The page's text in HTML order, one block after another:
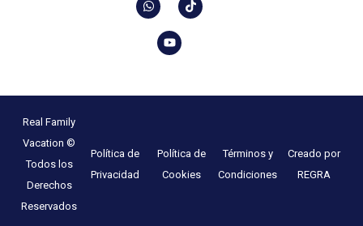
Real Family
Vacation ©
Todos los
Derechos
Reservados
Política de
Privacidad
Política de
Cookies
Términos y
Condiciones
Creado por
REGRA